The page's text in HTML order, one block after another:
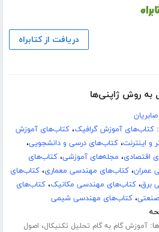
دریافت از کتابراه
به روش ژاپنی‌ها
کتاب‌های آموزش گرافیک،کتاب‌های آموزش
و اینترنت،کتاب‌های درسی و دانشجویی،
اقتصادی، مجله‌های آموزشی،کتاب‌های
عمران،کتاب‌های مهندسی معماری،کتاب‌های
برق،کتاب‌های مهندسی مکانیک،کتاب‌های
،کتاب‌های مهندسی شیمی
آموزش گام به گام تحلیل تکنیکال، اصول